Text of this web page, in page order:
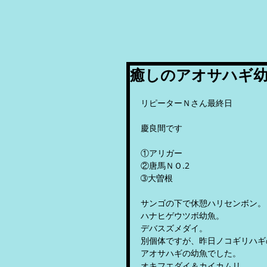
癒しのアオサハギ
リピーターＮさん最終日
慶良間です
①アリガー
②唐馬ＮＯ.2
➂大曽根
サンゴの下で休憩ハリセンボン。
ハナヒゲウツボ幼魚。
デバスズメダイ。
別個体ですが、昨日ノコギリハ
アオサハギの幼魚でした。